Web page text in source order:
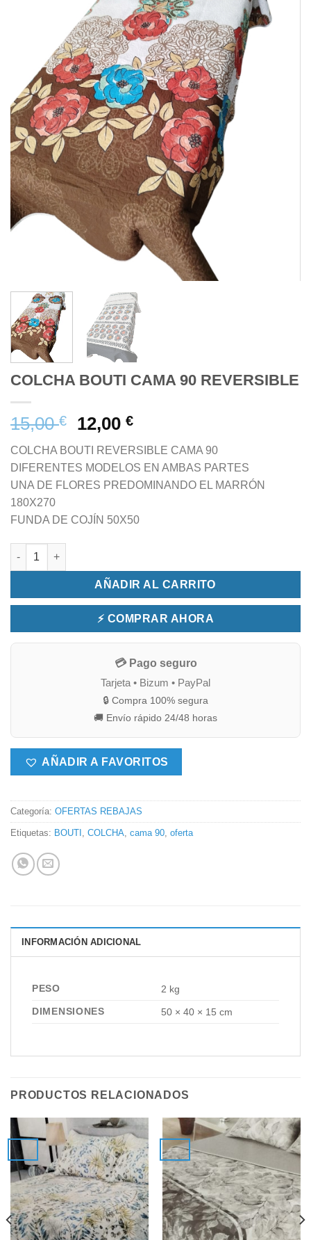
COLCHA BOUTI CAMA 90 REVERSIBLE
15,00€ 12,00 €
COLCHA BOUTI REVERSIBLE CAMA 90
DIFERENTES MODELOS EN AMBAS PARTES
UNA DE FLORES PREDOMINANDO EL MARRÓN
180X270
FUNDA DE COJÍN 50X50
COLCHA BOUTI CAMA 90 REVERSIBLE cantidad
AÑADIR AL CARRITO
⚡ COMPRAR AHORA
💳 Pago seguro
Tarjeta • Bizum • PayPal
🔒 Compra 100% segura
🚚 Envío rápido 24/48 horas
AÑADIR A FAVORITOS
Categoría: OFERTAS REBAJAS
Etiquetas: BOUTI , COLCHA, cama 90, oferta
INFORMACIÓN ADICIONAL
PESO
2 kg
DIMENSIONES
50 × 40 × 15 cm
PRODUCTOS RELACIONADOS